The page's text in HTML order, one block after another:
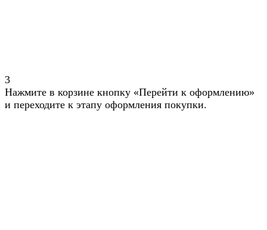
3
Нажмите в корзине кнопку «Перейти к оформлению»
и переходите к этапу оформления покупки.